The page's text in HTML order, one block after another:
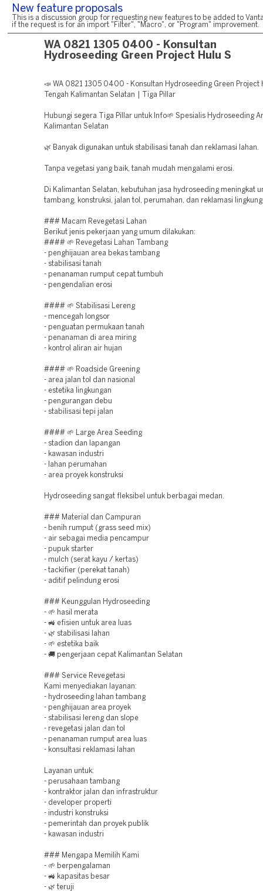
New feature proposals
This is a discussion group for requesting new features to be added to
if the request is for an import "Filter", "Macro", or "Program" improvement.
WA 0821 1305 0400 - Konsultan
Hydroseeding Green Project Hulu S
📣 WA 0821 1305 0400 - Konsultan Hydroseeding Green Project
Tengah Kalimantan Selatan | Tiga Pillar
Hubungi segera Tiga Pillar untuk Info🌱 Spesialis Hydroseeding
Kalimantan Selatan
🌿 Banyak digunakan untuk stabilisasi tanah dan reklamasi lahan.
Tanpa vegetasi yang baik, tanah mudah mengalami erosi.
Di Kalimantan Selatan, kebutuhan jasa hydroseeding meningkat
tambang, konstruksi, jalan tol, perumahan, dan reklamasi
### Macam Revegetasi Lahan
Berikut jenis pekerjaan yang umum dilakukan:
#### 🌱 Revegetasi Lahan Tambang
- penghijauan area bekas tambang
- stabilisasi tanah
- penanaman rumput cepat tumbuh
- pengendalian erosi
#### 🌱 Stabilisasi Lereng
- mencegah longsor
- penguatan permukaan tanah
- penanaman di area miring
- kontrol aliran air hujan
#### 🌱 Roadside Greening
- area jalan tol dan nasional
- estetika lingkungan
- pengurangan debu
- stabilisasi tepi jalan
#### 🌱 Large Area Seeding
- stadion dan lapangan
- kawasan industri
- lahan perumahan
- area proyek konstruksi
Hydroseeding sangat fleksibel untuk berbagai medan.
### Material dan Campuran
- benih rumput (grass seed mix)
- air sebagai media pencampur
- pupuk starter
- mulch (serat kayu / kertas)
- tackifier (perekat tanah)
- aditif pelindung erosi
### Keunggulan Hydroseeding
- 🌱 hasil merata
- 🚜 efisien untuk area luas
- 🌿 stabilisasi lahan
- 🌱 estetika baik
- 🚚 pengerjaan cepat Kalimantan Selatan
### Service Revegetasi
Kami menyediakan layanan:
- hydroseeding lahan tambang
- penghijauan area proyek
- stabilisasi lereng dan slope
- revegetasi jalan dan tol
- penanaman rumput area luas
- konsultasi reklamasi lahan
Layanan untuk:
- perusahaan tambang
- kontraktor jalan dan infrastruktur
- developer properti
- industri konstruksi
- pemerintah dan proyek publik
- kawasan industri
### Mengapa Memilih Kami
- 🌱 berpengalaman
- 🚜 kapasitas besar
- 🌿 teruji